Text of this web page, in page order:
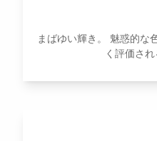
まばゆい輝き。 魅惑的な
く評価され